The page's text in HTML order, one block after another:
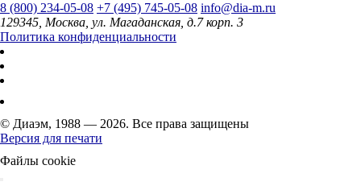
8 (800) 234-05-08 +7 (495) 745-05-08 info@dia-m.ru
129345, Москва, ул. Магаданская, д.7 корп. 3
Политика конфиденциальности
© Диаэм, 1988 — 2026. Все права защищены
Версия для печати
Файлы cookie